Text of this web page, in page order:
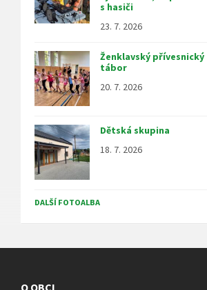
s hasiči
23. 7. 2026
Ženklavský přívesnický
tábor
20. 7. 2026
Dětská skupina
18. 7. 2026
DALŠÍ FOTOALBA
O OBCI